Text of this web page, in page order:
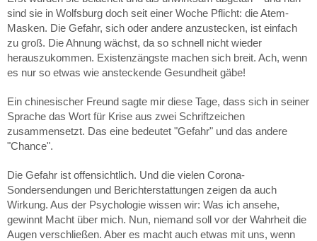
sind sie in Wolfsburg doch seit einer Woche Pflicht: die Atem-
Masken. Die Gefahr, sich oder andere anzustecken, ist einfach
zu groß. Die Ahnung wächst, da so schnell nicht wieder
herauszukommen. Existenzängste machen sich breit. Ach, wenn
es nur so etwas wie ansteckende Gesundheit gäbe!
Ein chinesischer Freund sagte mir diese Tage, dass sich in seiner
Sprache das Wort für Krise aus zwei Schriftzeichen
zusammensetzt. Das eine bedeutet "Gefahr" und das andere
"Chance".
Die Gefahr ist offensichtlich. Und die vielen Corona-
Sondersendungen und Berichterstattungen zeigen da auch
Wirkung. Aus der Psychologie wissen wir: Was ich ansehe,
gewinnt Macht über mich. Nun, niemand soll vor der Wahrheit die
Augen verschließen. Aber es macht auch etwas mit uns, wenn